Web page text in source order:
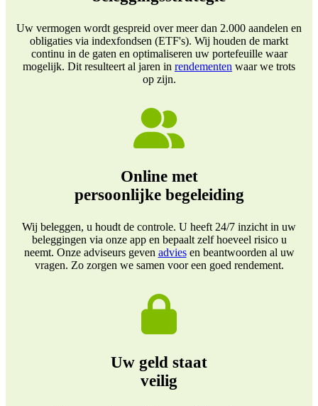
Uw vermogen wordt gespreid over meer dan 2.000 aandelen en
obligaties via indexfondsen (ETF's). Wij houden de markt
continu in de gaten en optimaliseren uw portefeuille waar
mogelijk. Dit resulteert al jaren in rendementen waar we trots
op zijn.
Online met
persoonlijke begeleiding
Wij beleggen, u houdt de controle. U heeft 24/7 inzicht in uw
beleggingen via onze app en bepaalt zelf hoeveel risico u
neemt. Onze adviseurs geven adviesen beantwoorden al uw
vragen. Zo zorgen we samen voor een goed rendement.
Uw geld staat
veilig